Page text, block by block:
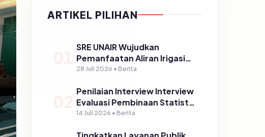
ARTIKEL PILIHAN
SRE UNAIR Wujudkan
Pemanfaatan Aliran Irigasi
melalui PLTPH dalam
Desa Ngerong
28 Juli 2026 • Berita
Penilaian Interview Interview
Evaluasi Pembinaan Statistik
Sektoral Kabupaten
14 Juli 2026 • Berita